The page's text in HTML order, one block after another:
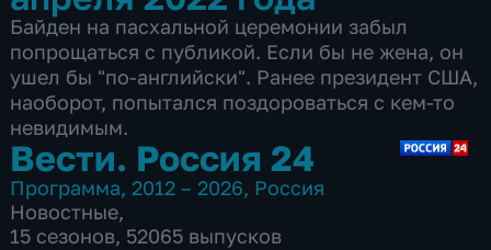
Байден на пасхальной церемонии забыл
попрощаться с публикой. Если бы не жена, он
ушел бы "по-английски". Ранее президент США,
наоборот, попытался поздороваться с кем-то
невидимым.
Вести. Россия 24
Программа, 2012 – 2026, Россия
Новостные,
15 сезонов, 52065 выпусков